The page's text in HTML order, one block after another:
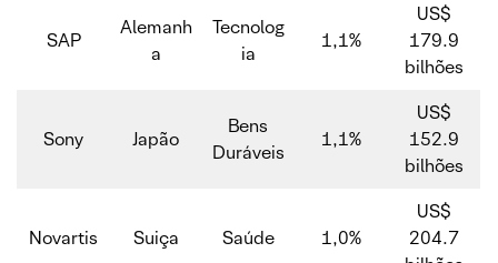
SAP
Alemanh
a
Tecnolog
ia
1,1%
US$
179.9
bilhões
Sony Japão
Bens
Duráveis
1,1%
US$
152.9
bilhões
Novartis Suiça Saúde 1,0%
US$
204.7